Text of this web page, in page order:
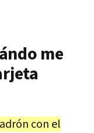
me
con el